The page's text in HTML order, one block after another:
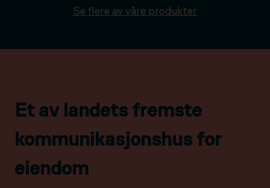
Se flere av våre produkter
Et av landets fremste
kommunikasjonshus for
eiendom